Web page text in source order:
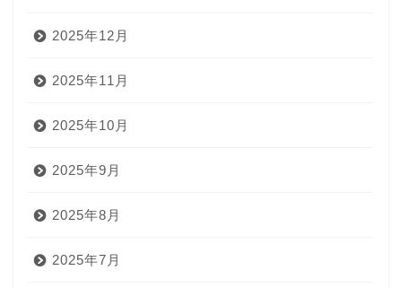
2025年12月
2025年11月
2025年10月
2025年9月
2025年8月
2025年7月